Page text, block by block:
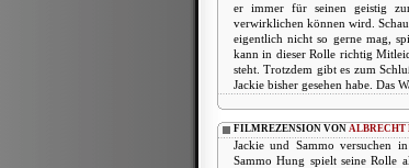
er immer für seinen geistig
verwirklichen können wird.
eigentlich nicht so gerne mag,
kann in dieser Rolle richtig
steht. Trotzdem gibt es zum
Jackie bisher gesehen habe. Das
FILMREZENSION VON ALBRECHT
Jackie und Sammo versuchen
Sammo Hung spielt seine Rolle